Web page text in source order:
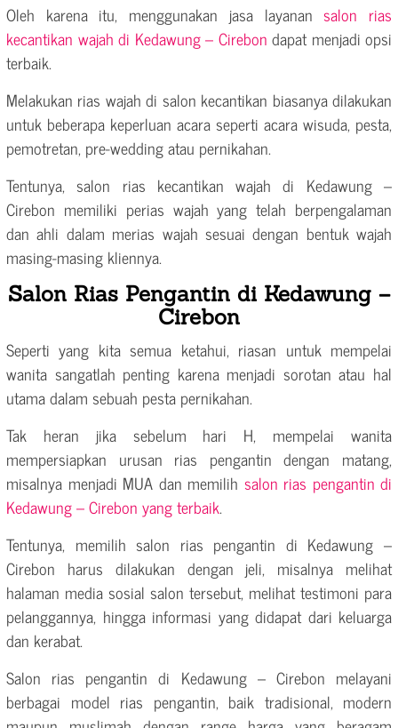
Oleh karena itu, menggunakan jasa layanan salon rias
kecantikan wajah di Kedawung – Cirebon dapat menjadi opsi
terbaik.
Melakukan rias wajah di salon kecantikan biasanya dilakukan
untuk beberapa keperluan acara seperti acara wisuda, pesta,
pemotretan, pre-wedding atau pernikahan.
Tentunya, salon rias kecantikan wajah di Kedawung –
Cirebon memiliki perias wajah yang telah berpengalaman
dan ahli dalam merias wajah sesuai dengan bentuk wajah
masing-masing kliennya.
Salon Rias Pengantin di Kedawung –
Cirebon
Seperti yang kita semua ketahui, riasan untuk mempelai
wanita sangatlah penting karena menjadi sorotan atau hal
utama dalam sebuah pesta pernikahan.
Tak heran jika sebelum hari H, mempelai wanita
mempersiapkan urusan rias pengantin dengan matang,
misalnya menjadi MUA dan memilih salon rias pengantin di
Kedawung – Cirebon yang terbaik.
Tentunya, memilih salon rias pengantin di Kedawung –
Cirebon harus dilakukan dengan jeli, misalnya melihat
halaman media sosial salon tersebut, melihat testimoni para
pelanggannya, hingga informasi yang didapat dari keluarga
dan kerabat.
Salon rias pengantin di Kedawung – Cirebon melayani
berbagai model rias pengantin, baik tradisional, modern